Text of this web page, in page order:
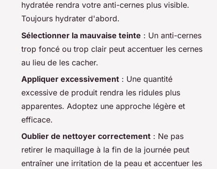
hydratée rendra votre anti-cernes plus visible.
Toujours hydrater d'abord.
Sélectionner la mauvaise teinte : Un anti-cernes
trop foncé ou trop clair peut accentuer les cernes
au lieu de les cacher.
Appliquer excessivement : Une quantité
excessive de produit rendra les ridules plus
apparentes. Adoptez une approche légère et
efficace.
Oublier de nettoyer correctement : Ne pas
retirer le maquillage à la fin de la journée peut
entraîner une irritation de la peau et accentuer les